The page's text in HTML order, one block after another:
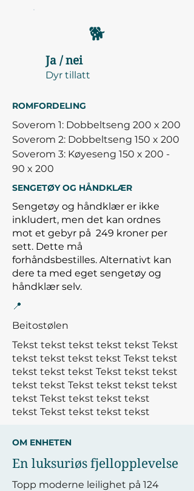
🐕
Ja / nei
Dyr tillatt
ROMFORDELING
Soverom 1: Dobbeltseng 200 x 200
Soverom 2: Dobbeltseng 150 x 200
Soverom 3: Køyeseng 150 x 200 -
90 x 200
SENGETØY OG HÅNDKLÆR
Sengetøy og håndklær er ikke
inkludert, men det kan ordnes
mot et gebyr på 249 kroner per
sett. Dette må
forhåndsbestilles. Alternativt kan
dere ta med eget sengetøy og
håndklær selv.
📍
Beitostølen
Tekst tekst tekst tekst tekst Tekst
tekst tekst tekst tekst Tekst tekst
tekst tekst tekst Tekst tekst tekst
tekst tekst Tekst tekst tekst tekst
tekst Tekst tekst tekst tekst
tekst Tekst tekst tekst tekst
OM ENHETEN
En luksuriøs fjellopplevelse
Topp moderne leilighet på 124